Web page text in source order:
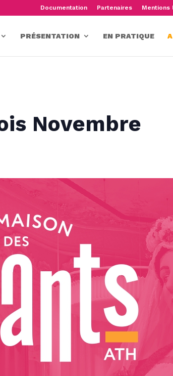
Documentation Partenaires Mentions
PRÉSENTATION EN PRATIQUE
Novembre